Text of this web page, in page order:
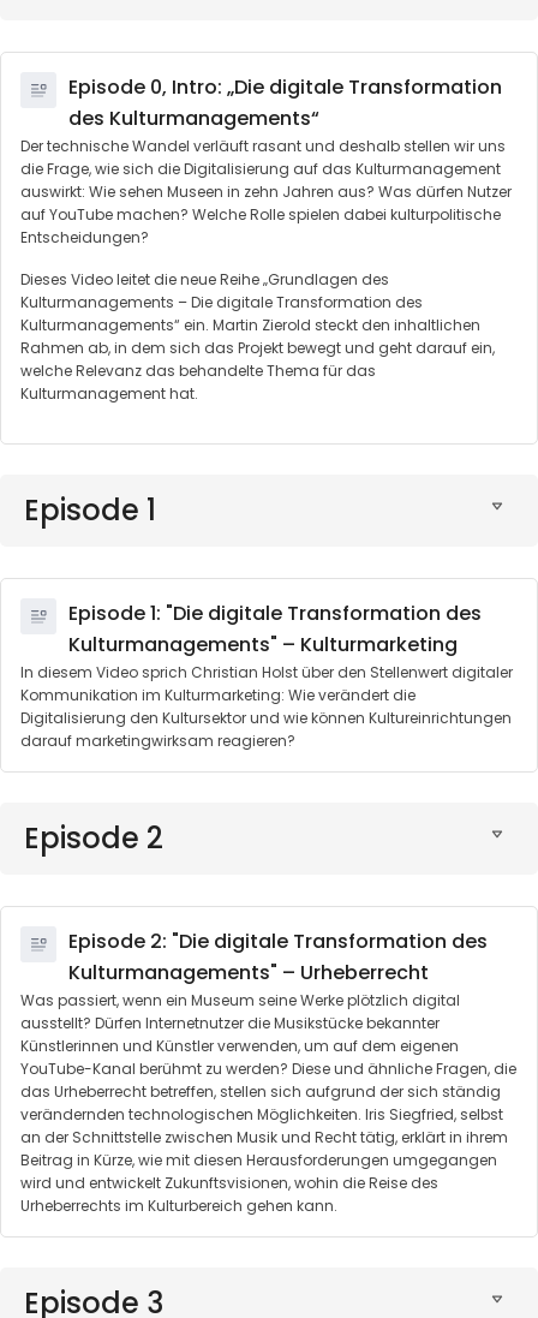
Episode 0, Intro: „Die digitale Transformation
des Kulturmanagements“
Der technische Wandel verläuft rasant und deshalb stellen wir uns
die Frage, wie sich die Digitalisierung auf das Kulturmanagement
auswirkt: Wie sehen Museen in zehn Jahren aus? Was dürfen Nutzer
auf YouTube machen? Welche Rolle spielen dabei kulturpolitische
Entscheidungen?
Dieses Video leitet die neue Reihe „Grundlagen des
Kulturmanagements – Die digitale Transformation des
Kulturmanagements“ ein. Martin Zierold steckt den inhaltlichen
Rahmen ab, in dem sich das Projekt bewegt und geht darauf ein,
welche Relevanz das behandelte Thema für das
Kulturmanagement hat.
Episode 1
Episode 1: "Die digitale Transformation des
Kulturmanagements" – Kulturmarketing
In diesem Video sprich Christian Holst über den Stellenwert digitaler
Kommunikation im Kulturmarketing: Wie verändert die
Digitalisierung den Kultursektor und wie können Kultureinrichtungen
darauf marketingwirksam reagieren?
Episode 2
Episode 2: "Die digitale Transformation des
Kulturmanagements" – Urheberrecht
Was passiert, wenn ein Museum seine Werke plötzlich digital
ausstellt? Dürfen Internetnutzer die Musikstücke bekannter
Künstlerinnen und Künstler verwenden, um auf dem eigenen
YouTube-Kanal berühmt zu werden? Diese und ähnliche Fragen, die
das Urheberrecht betreffen, stellen sich aufgrund der sich ständig
verändernden technologischen Möglichkeiten. Iris Siegfried, selbst
an der Schnittstelle zwischen Musik und Recht tätig, erklärt in ihrem
Beitrag in Kürze, wie mit diesen Herausforderungen umgegangen
wird und entwickelt Zukunftsvisionen, wohin die Reise des
Urheberrechts im Kulturbereich gehen kann.
Episode 3